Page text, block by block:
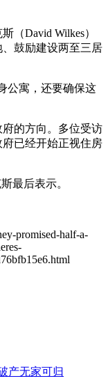
（David Wilkes）
鼓励建设两至三居
公寓，还要确保这
的方向。多位受访
已经开始正视住房
最后表示。
promised-half-a-
产无家可归